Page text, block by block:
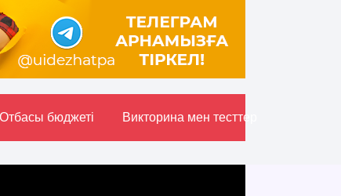
Отбасы бюджетi Викторина мен тесттер